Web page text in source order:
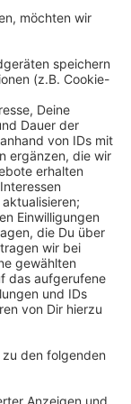
läuft noch
Teilnahme
die
Jugendliche
bietet die